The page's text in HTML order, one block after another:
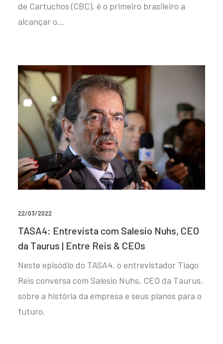
de Cartuchos (CBC), é o primeiro brasileiro a
alcançar o…
22/03/2022
TASA4: Entrevista com Salesio Nuhs, CEO
da Taurus | Entre Reis & CEOs
Neste episódio do TASA4, o entrevistador Tiago
Reis conversa com Salesio Nuhs, CEO da Taurus,
sobre a história da empresa e seus planos para o
futuro.